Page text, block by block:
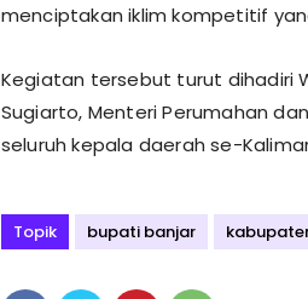
menciptakan iklim kompetitif
Kegiatan tersebut turut dihadiri
Sugiarto, Menteri Perumahan
seluruh kepala daerah se-
Topik bupati banjar